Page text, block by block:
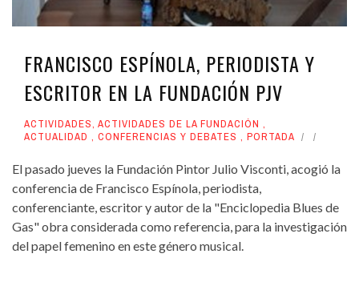
FRANCISCO ESPÍNOLA, PERIODISTA Y
ESCRITOR EN LA FUNDACIÓN PJV
ACTIVIDADES, ACTIVIDADES DE LA FUNDACIÓN ,
ACTUALIDAD , CONFERENCIAS Y DEBATES , PORTADA
El pasado jueves la Fundación Pintor Julio Visconti, acogió la
conferencia de Francisco Espínola, periodista,
conferenciante, escritor y autor de la "Enciclopedia Blues de
Gas" obra considerada como referencia, para la investigación
del papel femenino en este género musical.